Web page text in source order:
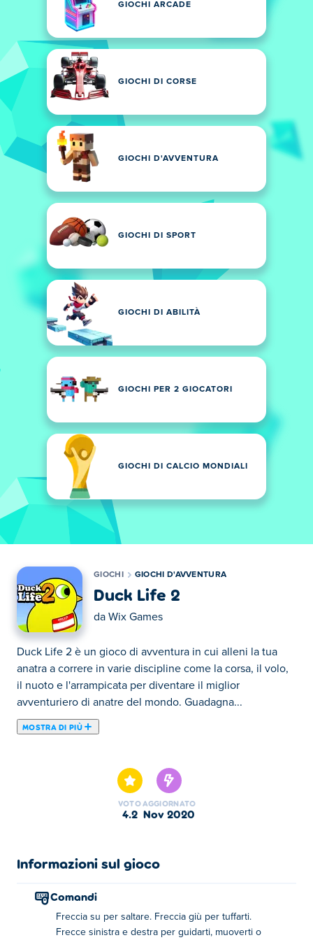
GIOCHI ARCADE
GIOCHI DI CORSE
GIOCHI D'AVVENTURA
GIOCHI DI SPORT
GIOCHI DI ABILITÀ
GIOCHI PER 2 GIOCATORI
GIOCHI DI CALCIO MONDIALI
GIOCHI GIOCHI D'AVVENTURA
Duck Life 2
da Wix Games
Duck Life 2 è un gioco di avventura in cui alleni la tua
anatra a correre in varie discipline come la corsa, il volo,
il nuoto e l'arrampicata per diventare il miglior
avventuriero di anatre del mondo. Guadagna...
MOSTRA DI PIÙ
il nuoto e l'arrampicata per diventare il miglior
avventuriero di anatre del mondo. Guadagna monete
allenando o gareggiando con altre anatre. Ci sono cinque
'di resistenza prima della prossima gara nutrendola di
d'anatra in fantastici accessori!
Come giocare:
VOTO
4.2
AGGIORNATO
nov 2020
Informazioni sul gioco
Comandi
Freccia su per saltare. Freccia giù per tuffarti.
Frecce sinistra e destra per guidarti, muoverti o